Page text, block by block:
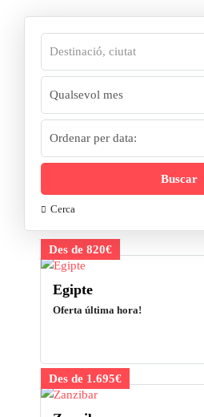
Cerca
Des de 820€
Egipte
Oferta última hora!
Des de 1.695€